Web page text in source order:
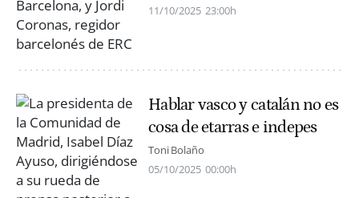
11/10/2025 23:00h
Hablar vasco y catalán no es
cosa de etarras e indepes
Toni Bolaño
05/10/2025 00:00h